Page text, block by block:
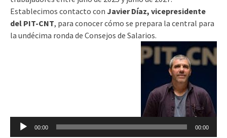
Establecimos contacto con Javier Díaz, vicepresidente
del PIT-CNT, para conocer cómo se prepara la central para
la undécima ronda de Consejos de Salarios.
00:00 00:00